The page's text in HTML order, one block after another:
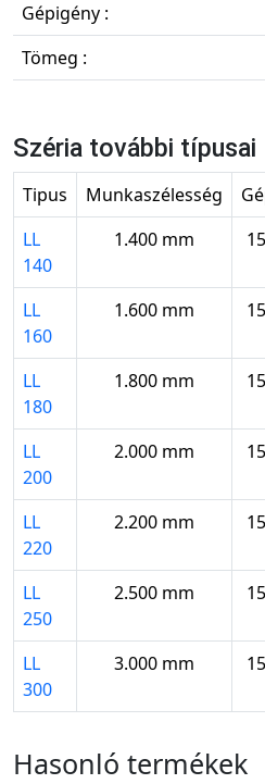
Gépigény :
Tömeg :
Széria további típusai
Tipus Munkaszélesség
LL
140
1.400 mm
LL
160
1.600 mm
LL
180
1.800 mm
LL
200
2.000 mm
LL
220
2.200 mm
LL
250
2.500 mm
LL
300
3.000 mm
Hasonló termékek